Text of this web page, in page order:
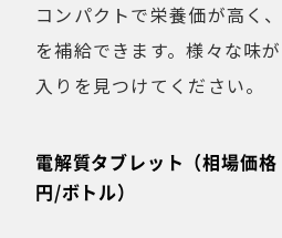
コンパクトで栄養価が高く
を補給できます。様々な味
入りを見つけてください。
電解質タブレット（相場価
円/ボトル）